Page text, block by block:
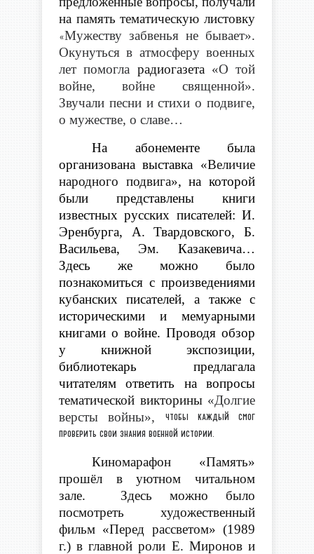
на память тематическую листовку
«Мужеству забвенья не бывает».
Окунуться в атмосферу военных
лет помогла радиогазета «О той
войне, войне священной».
Звучали песни и стихи о подвиге,
о мужестве, о славе…
На абонементе была
организована выставка «Величие
народного подвига», на которой
были представлены книги
известных русских писателей: И.
Эренбурга, А. Твардовского, Б.
Васильева, Эм. Казакевича…
Здесь же можно было
познакомиться с произведениями
кубанских писателей, а также с
историческими и мемуарными
книгами о войне. Проводя обзор
у книжной экспозиции,
библиотекарь предлагала
читателям ответить на вопросы
тематической викторины «Долгие
версты войны», чтобы каждый смог
проверить свои знания военной истории.
Киномарафон «Память»
прошёл в уютном читальном
зале. Здесь можно было
посмотреть художественный
фильм «Перед рассветом» (1989
г.) в главной роли Е. Миронов и